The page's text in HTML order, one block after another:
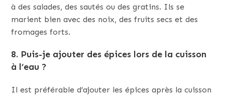
à des salades, des sautés ou des gratins. Ils se
marient bien avec des noix, des fruits secs et des
fromages forts.
8. Puis-je ajouter des épices lors de la cuisson
à l’eau ?
Il est préférable d’ajouter les épices après la cuisson